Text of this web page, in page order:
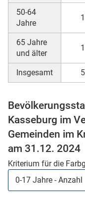
(Mikrozensus)
50-64
Jahre
65 Jahre
und älter
Insgesamt
Kasseburg im
Gemeinden im
am 31.12. 2024
Kriterium für die